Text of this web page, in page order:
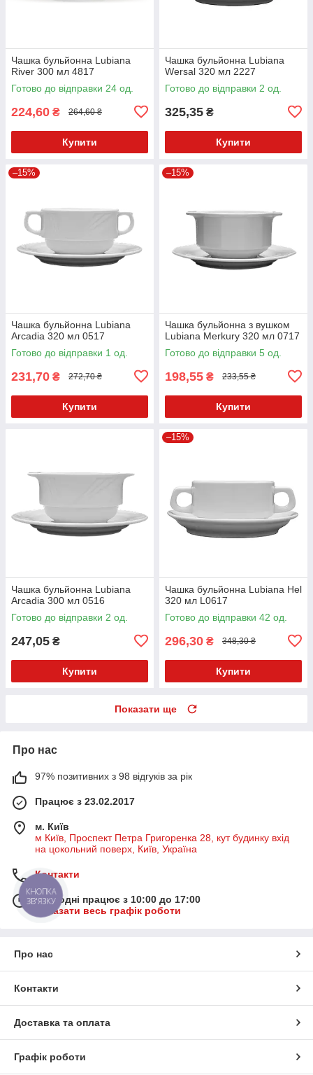
Чашка бульйонна Lubiana
River 300 мл 4817
Готово до відправки 24 од.
224,60 ₴ 264,60 ₴
Купити
Чашка бульйонна Lubiana
Wersal 320 мл 2227
Готово до відправки 2 од.
325,35 ₴
Купити
–15%
Чашка бульйонна Lubiana
Arcadia 320 мл 0517
Готово до відправки 1 од.
231,70 ₴ 272,70 ₴
Купити
–15%
Чашка бульйонна з вушком
Lubiana Merkury 320 мл 0717
Готово до відправки 5 од.
198,55 ₴ 233,55 ₴
Купити
Чашка бульйонна Lubiana
Arcadia 300 мл 0516
Готово до відправки 2 од.
247,05 ₴
Купити
–15%
Чашка бульйонна Lubiana Hel
320 мл L0617
Готово до відправки 42 од.
296,30 ₴ 348,30 ₴
Купити
Показати ще
Про нас
97% позитивних з 98 відгуків за рік
Працює з 23.02.2017
м. Київ
м Київ, Проспект Петра Григоренка 28, кут будинку вхід
на цокольний поверх, Київ, Україна
Контакти
Сьогодні працює з 10:00 до 17:00
Показати весь графік роботи
Про нас
Контакти
Доставка та оплата
Графік роботи
КНОПКА
ЗВ'ЯЗКУ